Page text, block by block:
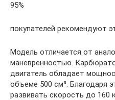
95%
покупателей рекомендуют
Модель отличается от
маневренностью.
двигатель обладает
объеме 500 см³. Благодаря
развивать скорость до 160